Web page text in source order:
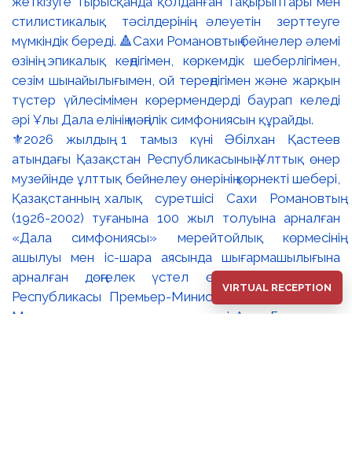
⚜️2026 жылдың 1 тамыз күні Әбілхан Қастеев
атындағы Қазақстан Республикасының Ұлттық өнер
музейінде ұлттық бейнелеу өнерінің көрнекті шебері,
Қазақстанның халық суретшісі Сахи Романовтың
(1926-2002) туғанына 100 жыл толуына арналған
«Дала симфониясы» мерейтойлық көрмесінің
ашылуы мен іс-шара аясында шығармашылығына
арналған дөңгелек үстел өтті. 🔹Қазақстан
Республикасы Премьер-Министрінің орынбасары –
Мәдениет және ақпарат министрі Аида Ғалымқызы
VIRTUAL RECEPTION